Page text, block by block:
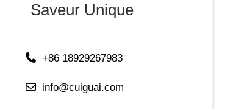
Saveur Unique
+86 18929267983
info@cuiguai.com